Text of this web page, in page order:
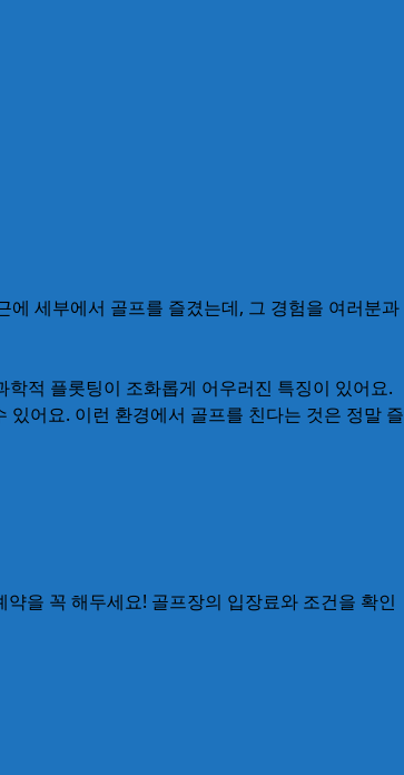
세부에서 골프를 즐겼는데, 그 경험을 여러분과
적 플롯팅이 조화롭게 어우러진 특징이 있어요.
어요. 이런 환경에서 골프를 친다는 것은 정말 즐
을 꼭 해두세요! 골프장의 입장료와 조건을 확인